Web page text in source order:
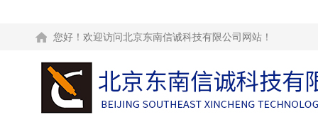
您好！欢迎访问北京东南信诚科技有限公司网站！